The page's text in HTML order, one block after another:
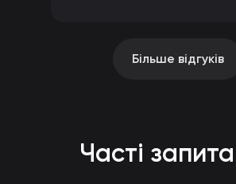
Більше відгуків
Часті